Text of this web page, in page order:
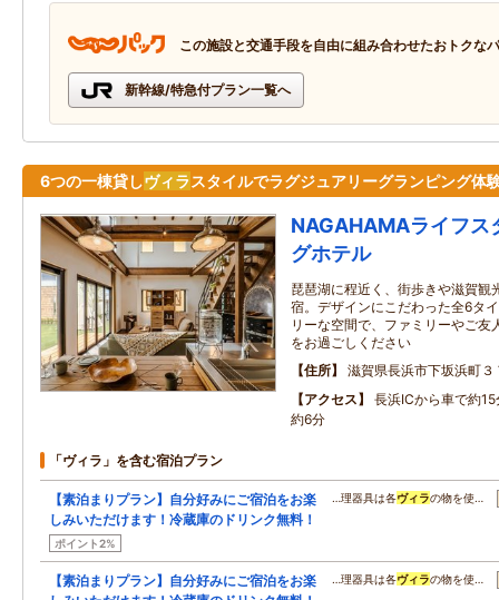
この施設と交通手段を自由に組み合わせたおトクな
新幹線/特急付プラン一覧へ
6つの一棟貸しヴィラ スタイルでラグジュアリーグランピング体
NAGAHAMAライフス
グホテル
琵琶湖に程近く、街歩きや滋賀観
宿。デザインにこだわった全6タ
リーな空間で、ファミリーやご友
をお過ごしください
住所
滋賀県長浜市下坂浜町３
アクセス
長浜ICから車で約
約6分
「ヴィラ」を含む宿泊プラン
【素泊まりプラン】自分好みにご宿泊をお楽
しみいただけます！冷蔵庫のドリンク無料！
ポイント2%
…理器具は各ヴィラの物を使…
【素泊まりプラン】自分好みにご宿泊をお楽
…理器具は各ヴィラの物を使…